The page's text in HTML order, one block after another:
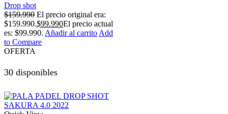
Drop shot
$159.990 El precio original era:
$159.990.$99.990El precio actual
es: $99.990. Añadir al carrito Add
to Compare
OFERTA
30 disponibles